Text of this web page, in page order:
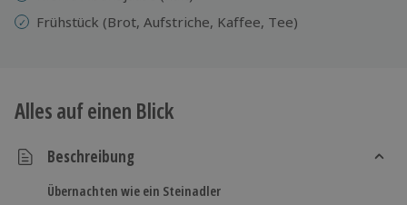
Frühstück (Brot, Aufstriche, Kaffee, Tee)
Alles auf einen Blick
Beschreibung
Übernachten wie ein Steinadler